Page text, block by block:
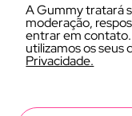
A Gummy tratará
moderação,
entrar em
utilizamos os seus
Privacidade.